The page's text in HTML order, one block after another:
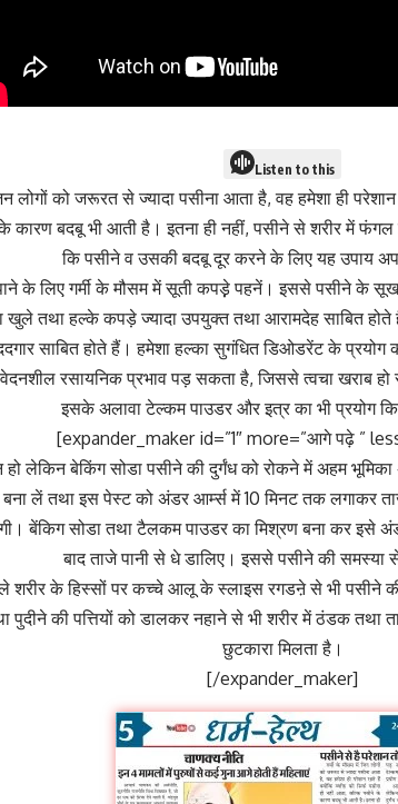
Listen to this
लोगों को जरूरत से ज्यादा पसीना आता है, वह हमेशा ही परेशान
कारण बदबू भी आती है। इतना ही नहीं, पसीने से शरीर में
कि पसीने व उसकी बदबू दूर करने के लिए यह उपाय
के लिए गर्मी के मौसम में सूती कपड़़े पहनें। इससे पसीने के सूखने
तथा हल्के कपड़े ज्यादा उपयुक्त तथा आरामदेह साबित होते
साबित होते हैं। हमेशा हल्का सुगंधित डिओडरेंट के
रसायनिक प्रभाव पड़ सकता है, जिससे त्वचा खराब
इसके अलावा टेल्कम पाउडर और इत्र का भी प्रयोग
[expander_maker id=”1″ more=”आगे पढ़े ”
लेकिन बेकिंग सोडा पसीने की दुर्गंध को रोकने में अहम
लें तथा इस पेस्ट को अंडर आर्म्स में 10 मिनट तक लगाकर
बेंकिग सोडा तथा टैलकम पाउडर का मिश्रण बना कर इसे
बाद ताजे पानी से धे डालिए। इससे पसीने की समस्या
शरीर के हिस्सों पर कच्चे आलू के स्लाइस रगडऩे से भी पसीने
पुदीने की पत्तियों को डालकर नहाने से भी शरीर में ठंडक तथा
छुटकारा मिलता है।
[/expander_maker]